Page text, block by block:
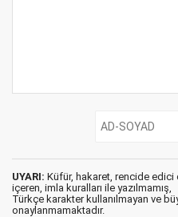
UYARI: Küfür, hakaret, rencide edici
içeren, imla kuralları ile yazılmamış,
Türkçe karakter kullanılmayan ve
onaylanmamaktadır.